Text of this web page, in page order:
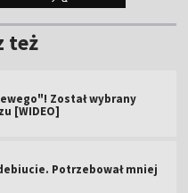
też
Został wybrany
[WIDEO]
Potrzebował mniej